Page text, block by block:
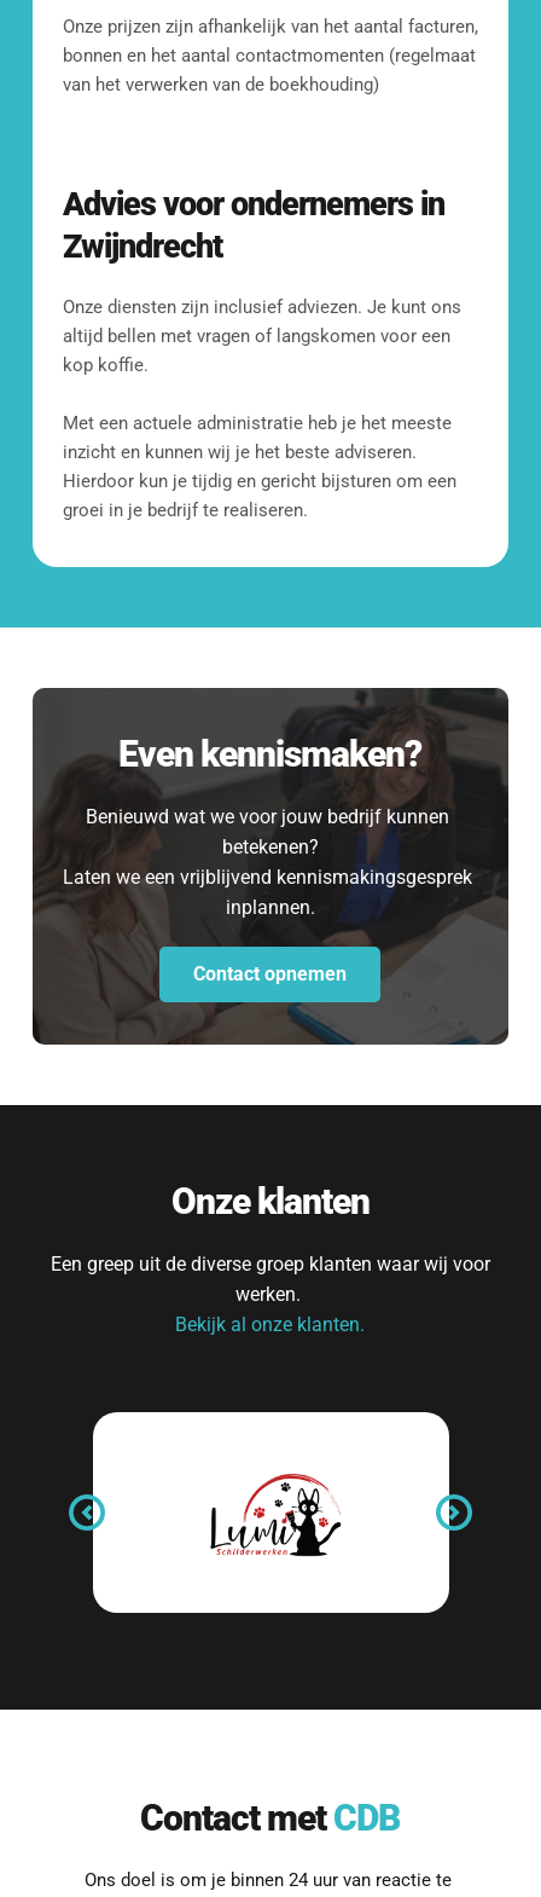
Fransenstraat 19,
3131 CC Vlaardingen
Onze prijzen zijn afhankelijk van het aantal facturen,
bonnen en het aantal contactmomenten (regelmaat
van het verwerken van de boekhouding)
Advies voor ondernemers in
Zwijndrecht
Onze diensten zijn inclusief adviezen. Je kunt ons
altijd bellen met vragen of langskomen voor een
kop koffie.
Met een actuele administratie heb je het meeste
inzicht en kunnen wij je het beste adviseren.
Hierdoor kun je tijdig en gericht bijsturen om een
groei in je bedrijf te realiseren.
Even kennismaken?
Benieuwd wat we voor jouw bedrijf kunnen
betekenen?
Laten we een vrijblijvend kennismakingsgesprek
inplannen.
Contact opnemen
Onze klanten
Een greep uit de diverse groep klanten waar wij voor
werken.
Bekijk al onze klanten.
Contact met CDB
Ons doel is om je binnen 24 uur van reactie te